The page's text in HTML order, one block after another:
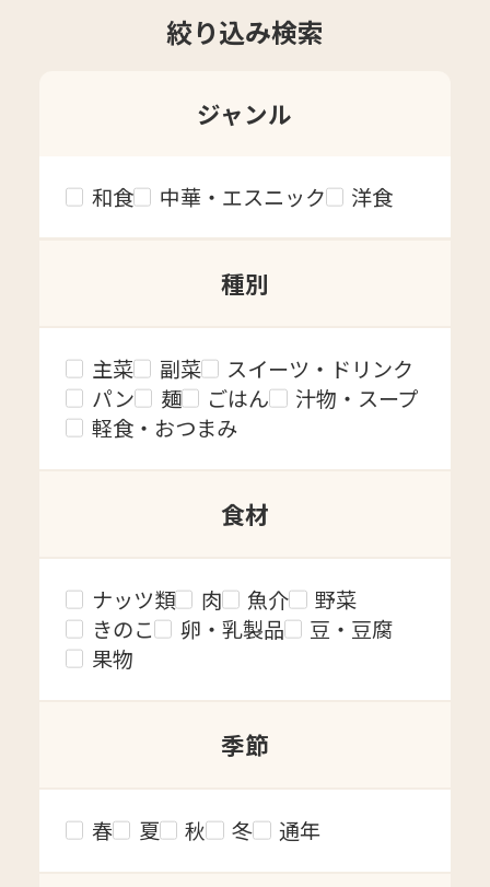
絞り込み検索
ジャンル
和食 中華・エスニック 洋食
種別
主菜 副菜
スイーツ・ドリンク
パン
麺 ごはん
汁物・スープ
軽食・おつまみ
食材
ナッツ類 肉 魚介
野菜
きのこ
卵・乳製品
豆・豆腐
果物
季節
春 夏 秋 冬 通年